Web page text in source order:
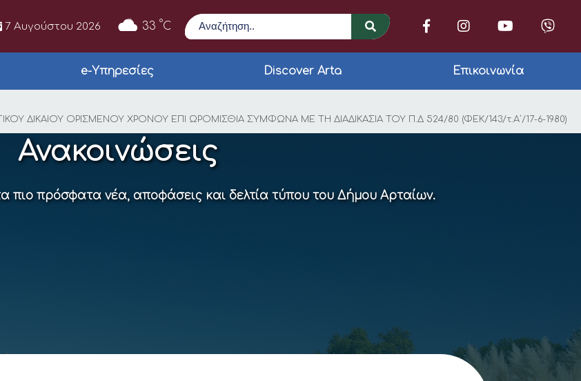
7 Αυγούστου 2026 33 °C
Αναζήτηση
e-Υπηρεσίες Discover Arta Επικοινωνία
2/2020 ΓΙΑ ΤΗΝ ΣΥΝΑΨΗ
ΔΙΚΑΙΟΥ ΟΡΙΣΜΕΝΟΥ ΧΡΟΝΟΥ ΕΠΙ ΩΡΟΜΙΣΘΙΑ ΣΥΜΦΩΝΑ ΜΕ ΤΗ ΔΙΑΔΙΚΑΣΙΑ ΤΟΥ Π.Δ 524/80 (ΦΕΚ/143/τ.Α΄/17-6-1980)
Ανακοινώσεις
πιο πρόσφατα νέα, αποφάσεις και δελτία τύπου του Δήμου Αρταίων.